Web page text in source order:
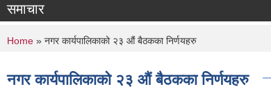
समाचार
You are here
Home » नगर कार्यपालिकाको २३ औं बैठकका निर्णयहरु
नगर कार्यपालिकाको २३ औं बैठकका निर्णयहरु